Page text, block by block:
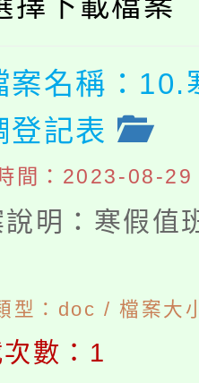
案名稱：10.
登記表
時間：2023-08-
說明：寒假值
型：doc / 檔案大
數：1